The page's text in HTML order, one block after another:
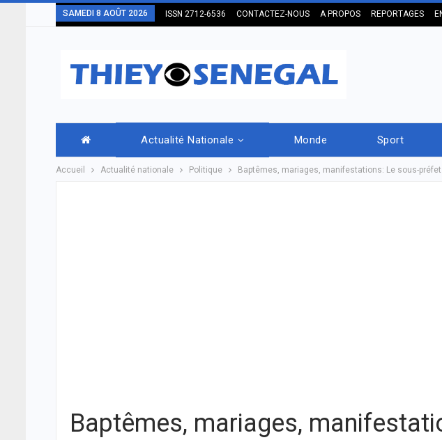
SAMEDI 8 AOÛT 2026 ISSN 2712-6536 CONTACTEZ-NOUS A PROPOS REPORTAGES
Actualité Nationale Monde Sport
Accueil Actualité nationale Politique Baptêmes, mariages, manifestations: Le sous-
Baptêmes, mariages,